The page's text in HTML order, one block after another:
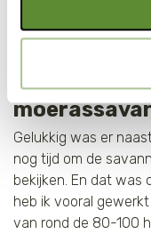
Als je op "Alle
met een optimaal
"selectie toestaan"
wel gevolgen kan
van de website.
op "Cookie
onzeCookie Policy.
aantal
en daarmee een
Duizenden
Gelukkig was er
nog tijd om de
bekijken. En dat was
heb ik vooral
van rond de 80-100